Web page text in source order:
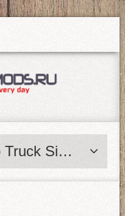
Simulator 2